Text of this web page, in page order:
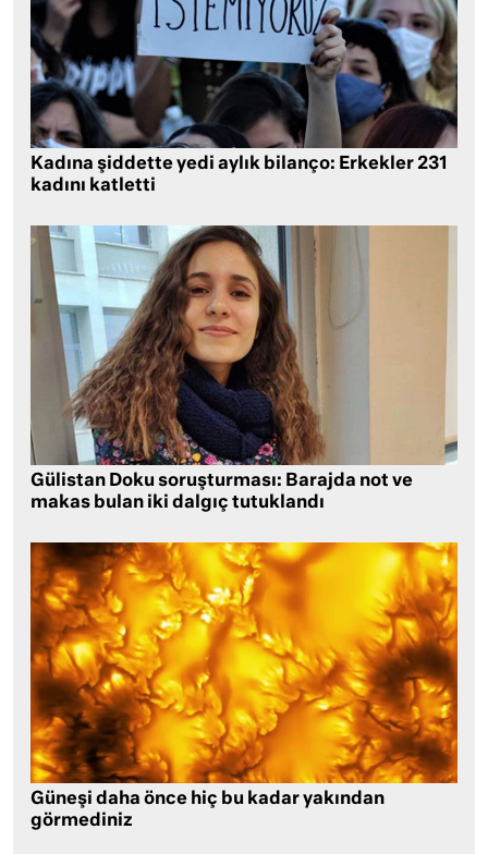
Kadına şiddette yedi aylık bilanço: Erkekler 231
kadını katletti
Gülistan Doku soruşturması: Barajda not ve
makas bulan iki dalgıç tutuklandı
Güneşi daha önce hiç bu kadar yakından
görmediniz